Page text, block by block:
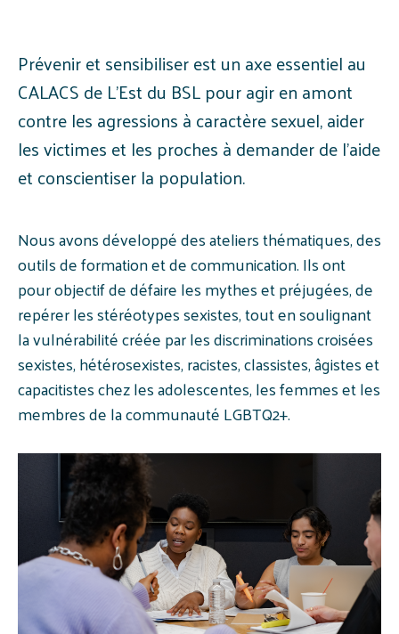
Prévenir et sensibiliser est un axe essentiel au
CALACS de L’Est du BSL pour agir en amont
contre les agressions à caractère sexuel, aider
les victimes et les proches à demander de l’aide
et conscientiser la population.
Nous avons développé des ateliers thématiques, des
outils de formation et de communication. Ils ont
pour objectif de défaire les mythes et préjugées, de
repérer les stéréotypes sexistes, tout en soulignant
la vulnérabilité créée par les discriminations croisées
sexistes, hétérosexistes, racistes, classistes, âgistes et
capacitistes chez les adolescentes, les femmes et les
membres de la communauté LGBTQ2+.